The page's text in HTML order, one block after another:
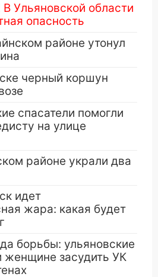
Ульяновской области
опасность
районе утонул
черный коршун
спасатели помогли
на улице
районе украли два
идет
жара: какая будет
борьбы: ульяновские
женщине засудить УК